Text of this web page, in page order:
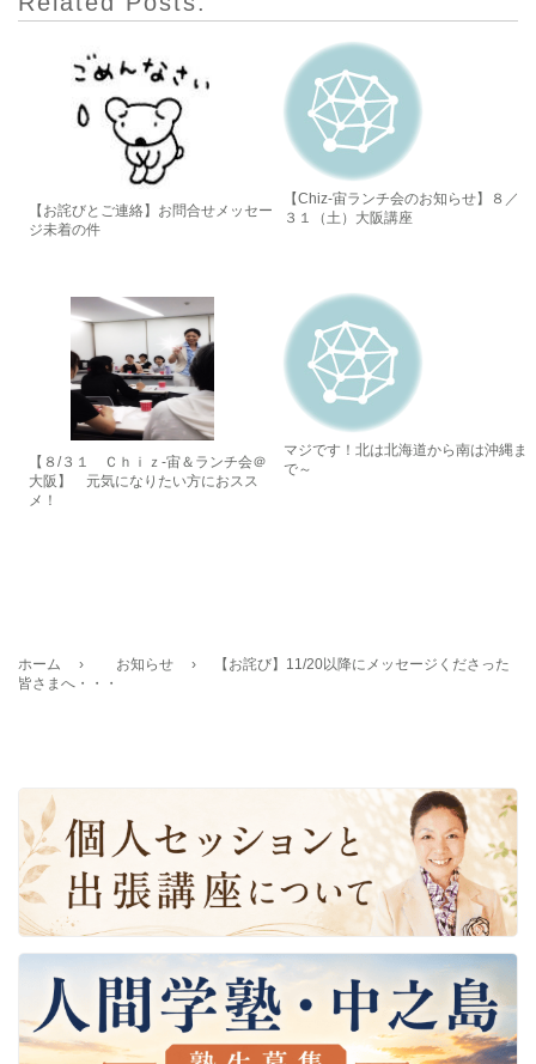
【お詫びとご連絡】お問合せメッセー
ジ未着の件
【Chiz-宙ランチ会のお知らせ】８／
３１（土）大阪講座
【８/３１ Ｃｈｉｚ-宙＆ランチ会＠
大阪】 元気になりたい方におスス
メ！
マジです！北は北海道から南は沖縄ま
で～
ホーム › お知らせ ›
【お詫び】11/20以降にメッセージくださった
皆さまへ・・・